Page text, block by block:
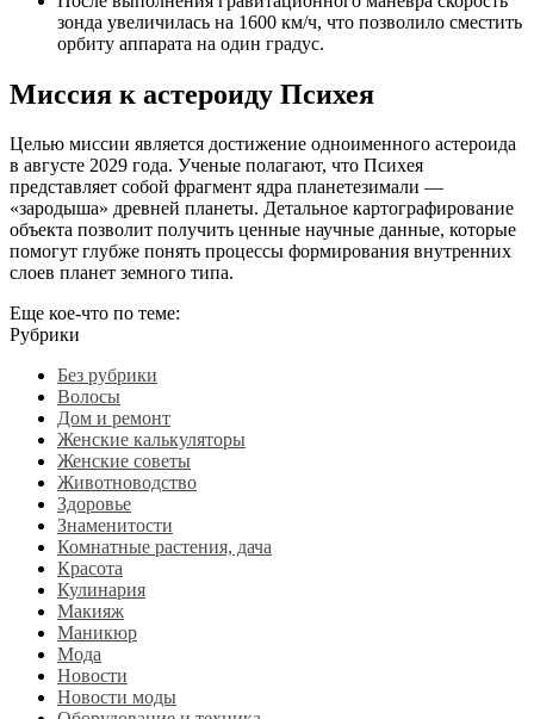
зонда увеличилась на 1600 км/ч, что позволило сместить
орбиту аппарата на один градус.
Миссия к астероиду Психея
Целью миссии является достижение одноименного астероида
в августе 2029 года. Ученые полагают, что Психея
представляет собой фрагмент ядра планетезимали —
«зародыша» древней планеты. Детальное картографирование
объекта позволит получить ценные научные данные, которые
помогут глубже понять процессы формирования внутренних
слоев планет земного типа.
Еще кое-что по теме:
Рубрики
Без рубрики
Волосы
Дом и ремонт
Женские калькуляторы
Женские советы
Животноводство
Здоровье
Знаменитости
Комнатные растения, дача
Красота
Кулинария
Макияж
Маникюр
Мода
Новости
Новости моды